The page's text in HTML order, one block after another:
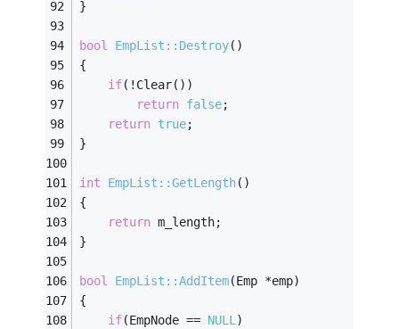
}
bool EmpList::Destroy()
{
if(!Clear())
return false;
return true;
}
int EmpList::GetLength()
{
return m_length;
}
bool EmpList::AddItem(Emp *emp)
{
if(EmpNode == NULL )